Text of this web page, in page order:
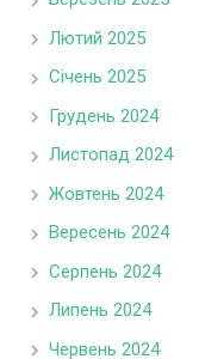
Лютий 2025
Січень 2025
Грудень 2024
Листопад 2024
Жовтень 2024
Вересень 2024
Серпень 2024
Липень 2024
Червень 2024